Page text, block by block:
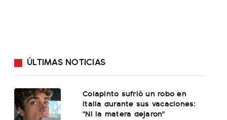
ÚLTIMAS NOTICIAS
Colapinto sufrió un robo en
Italia durante sus vacaciones:
"Ni la matera dejaron"